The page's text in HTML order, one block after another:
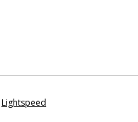
Lightspeed